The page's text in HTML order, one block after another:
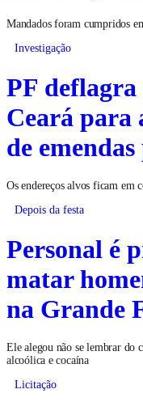
Mandados foram cumpridos
Investigação
PF deflagra
Ceará para
de
Os endereços alvos ficam em
Depois da festa
Personal é
matar
na Grande
Ele alegou não se lembrar do
alcoólica e cocaína
Licitação